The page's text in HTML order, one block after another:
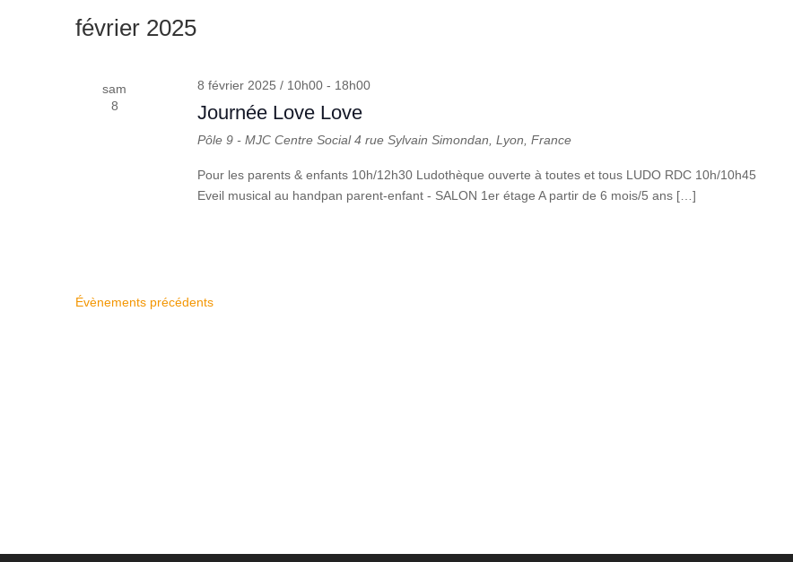
mot-
clé.
février 2025
sam
8
8 février 2025 / 10h00- 18h00
Journée Love Love
Pôle 9 - MJC Centre Social4 rue Sylvain Simondan, Lyon, France
Pour les parents & enfants 10h/12h30 Ludothèque ouverte à toutes et tous LUDO RDC 10h/10h45
Eveil musical au handpan parent-enfant - SALON 1er étage A partir de 6 mois/5 ans […]
Évènements précédents